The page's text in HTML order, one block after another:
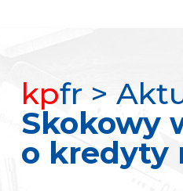
kpfr >
Skokowy
o kredyty